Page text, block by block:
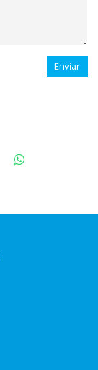
Enviar